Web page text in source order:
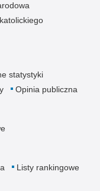
statystyki
Opinia publiczna
Listy rankingowe